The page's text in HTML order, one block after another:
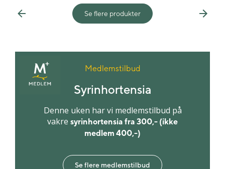
Previous Next
Se flere produkter
Medlemstilbud
Syrinhortensia
Denne uken har vi medlemstilbud på
vakre syrinhortensia fra 300,- (ikke
medlem 400,-)
Se flere medlemstilbud